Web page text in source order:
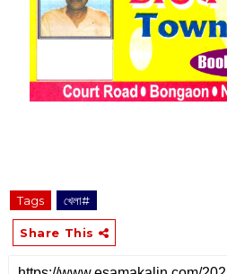
Tags খেলা#
Share This